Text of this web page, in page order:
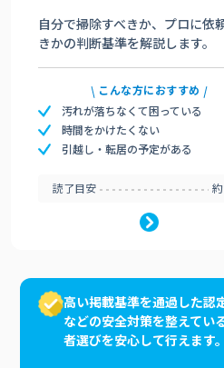
自分で掃除すべきか、プロに依
きかの判断基準を解説します。
こんな方におすすめ
汚れが落ちなくて困っている
時間をかけたくない
引越し・転居の予定がある
読了目安
高い掲載基準を通過した認
などの安全対策を整えてい
者選びを安心して行えます。